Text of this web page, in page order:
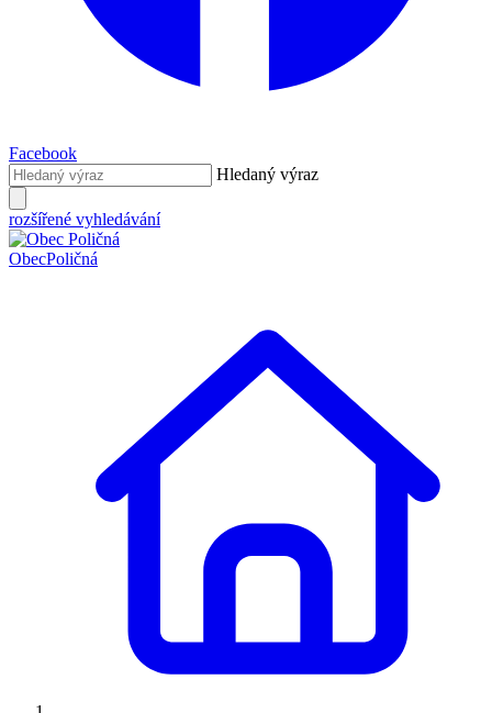
Facebook
Hledaný výraz
rozšířené vyhledávání
ObecPoličná